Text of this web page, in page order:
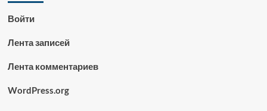
Войти
Лента записей
Лента комментариев
WordPress.org